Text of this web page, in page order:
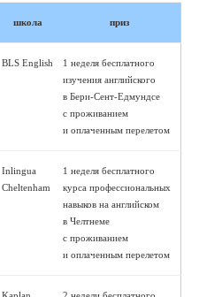
школа приз
BLS English
1 неделя бесплатного
изучения английского
в Бери-Сент-Едмундсе
с проживанием
и оплаченным перелетом
Inlingua
Cheltenham
1 неделя бесплатного
курса профессиональных
навыков на английском
в Челтнеме
с проживанием
и оплаченным перелетом